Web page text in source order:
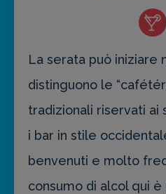
La serata può iniziare
distinguono le
tradizionali riservati ai
i bar in stile
benvenuti e molto
consumo di alcol qui